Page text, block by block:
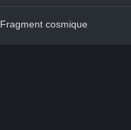
Fragment cosmique